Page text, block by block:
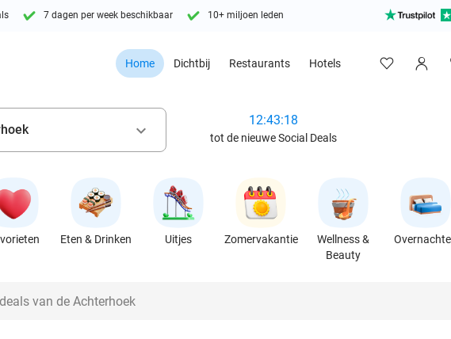
7 dagen per week beschikbaar 10+ miljoen leden
Home Dichtbij Restaurants Hotels
keyboard_arrow_down
12:43:16
tot de nieuwe Social Deals
Eten & Drinken Uitjes Zomervakantie
Wellness &
Beauty